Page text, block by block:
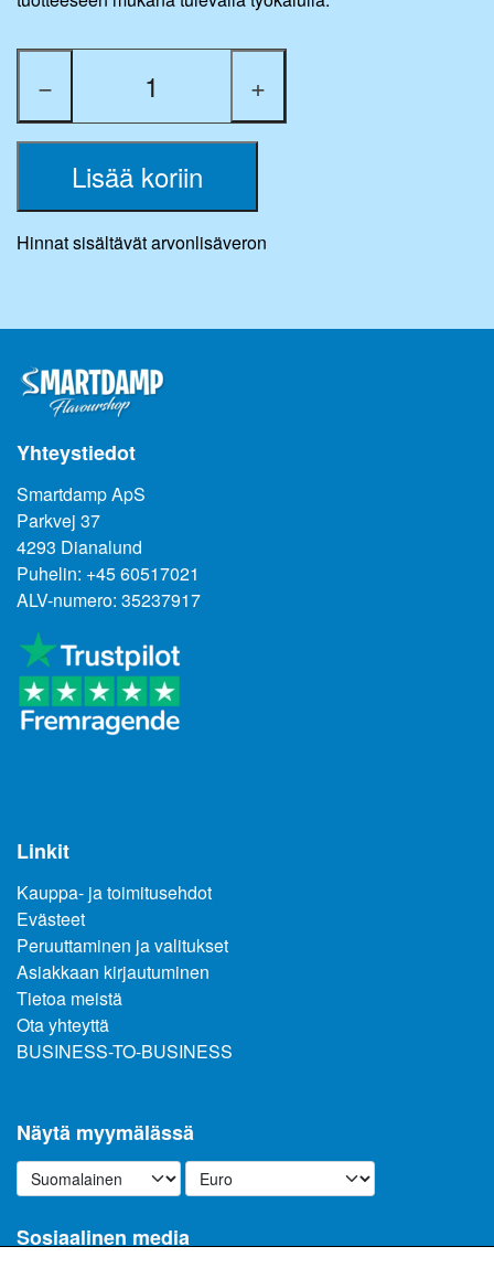
− +
Lisää koriin
Hinnat sisältävät arvonlisäveron
Yhteystiedot
Smartdamp ApS
Parkvej 37
4293 Dianalund
Puhelin: +45 60517021
ALV-numero: 35237917
Linkit
Kauppa- ja toimitusehdot
Evästeet
Peruuttaminen ja valitukset
Asiakkaan kirjautuminen
Tietoa meistä
Ota yhteyttä
BUSINESS-TO-BUSINESS
Näytä myymälässä
Sosiaalinen media